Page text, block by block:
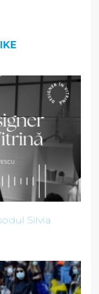
Silvia